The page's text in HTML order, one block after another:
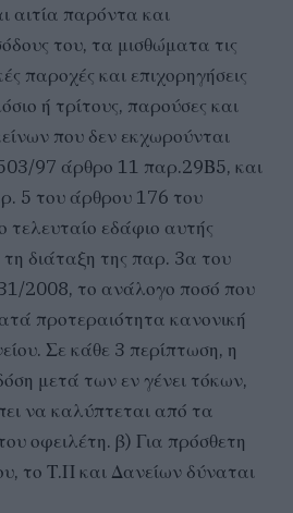
αιτία παρόντα και
του, τα μισθώματα τις
παροχές και επιχορηγήσεις
ή τρίτους, παρούσες και
που δεν εκχωρούνται
97 άρθρο 11 παρ.29Β5, και
5 του άρθρου 176 του
εδάφιο αυτής
διάταξη της παρ. 3α του
2008, το ανάλογο ποσό που
προτεραιότητα κανονική
Σε κάθε 3 περίπτωση, η
μετά των εν γένει τόκων,
να καλύπτεται από τα
οφειλέτη. β) Για πρόσθετη
το Τ.Π και Δανείων δύναται